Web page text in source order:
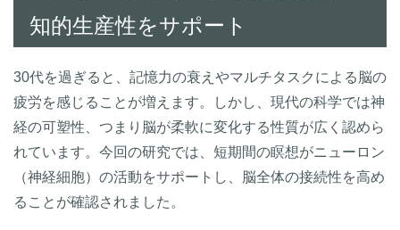
知的生産性をサポート
30代を過ぎると、記憶力の衰えやマルチタスクによる脳の
疲労を感じることが増えます。しかし、現代の科学では神
経の可塑性、つまり脳が柔軟に変化する性質が広く認めら
れています。今回の研究では、短期間の瞑想がニューロン
（神経細胞）の活動をサポートし、脳全体の接続性を高め
ることが確認されました。